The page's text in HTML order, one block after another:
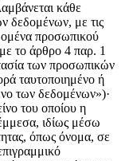
κάθε
δεδομένων, με τις
προσωπικού
το άρθρο 4 παρ. 1
των προσωπικών
ταυτοποιημένο ή
των δεδομένων»)·
του οποίου η
ιδίως μέσω
όπως όνομα, σε